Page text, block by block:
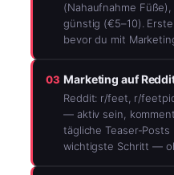
(Nahaufnahme
günstig (€5–10).
bevor du mit
03 Marketing auf
Reddit: r/feet, r/
— aktiv sein,
tägliche Teaser-Posts
wichtigste Schritt —